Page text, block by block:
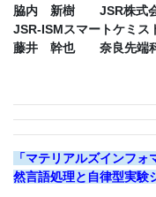
脇内 新樹 JSR株式会
JSR-ISMスマートケミス
藤井 幹也 奈良先端科
「マテリアルズインフ
然言語処理と自律型実験